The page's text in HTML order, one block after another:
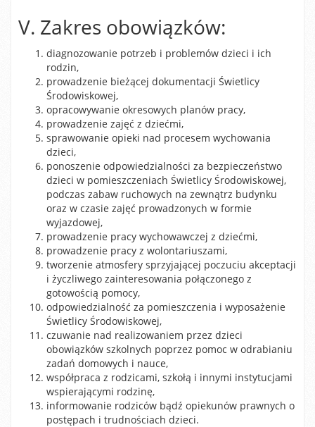
V. Zakres obowiązków:
diagnozowanie potrzeb i problemów dzieci i ich
rodzin,
prowadzenie bieżącej dokumentacji Świetlicy
Środowiskowej,
opracowywanie okresowych planów pracy,
prowadzenie zajęć z dziećmi,
sprawowanie opieki nad procesem wychowania
dzieci,
ponoszenie odpowiedzialności za bezpieczeństwo
dzieci w pomieszczeniach Świetlicy Środowiskowej,
podczas zabaw ruchowych na zewnątrz budynku
oraz w czasie zajęć prowadzonych w formie
wyjazdowej,
prowadzenie pracy wychowawczej z dziećmi,
prowadzenie pracy z wolontariuszami,
tworzenie atmosfery sprzyjającej poczuciu akceptacji
i życzliwego zainteresowania połączonego z
gotowością pomocy,
odpowiedzialność za pomieszczenia i wyposażenie
Świetlicy Środowiskowej,
czuwanie nad realizowaniem przez dzieci
obowiązków szkolnych poprzez pomoc w odrabianiu
zadań domowych i nauce,
współpraca z rodzicami, szkołą i innymi instytucjami
wspierającymi rodzinę,
informowanie rodziców bądź opiekunów prawnych o
postępach i trudnościach dzieci.